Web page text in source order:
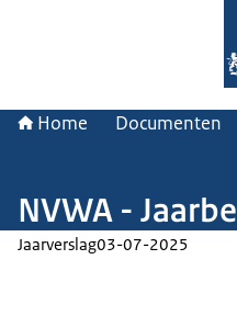
Home Documenten
NVWA -
Jaarverslag03-07-2025